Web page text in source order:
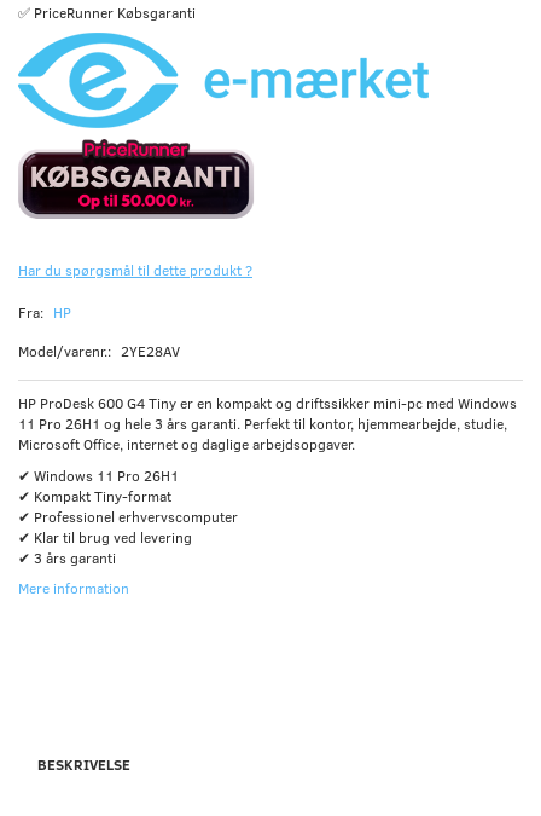
✅ PriceRunner Købsgaranti
Har du spørgsmål til dette produkt ?
Fra: HP
Model/varenr.: 2YE28AV
HP ProDesk 600 G4 Tiny er en kompakt og driftssikker mini-pc med Windows
11 Pro 26H1 og hele 3 års garanti. Perfekt til kontor, hjemmearbejde, studie,
Microsoft Office, internet og daglige arbejdsopgaver.
✔ Windows 11 Pro 26H1
✔ Kompakt Tiny-format
✔ Professionel erhvervscomputer
✔ Klar til brug ved levering
✔ 3 års garanti
Mere information
BESKRIVELSE